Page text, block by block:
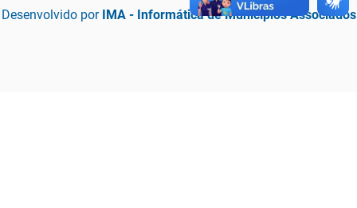
Desenvolvido por IMA - Informática de Municípios Associados